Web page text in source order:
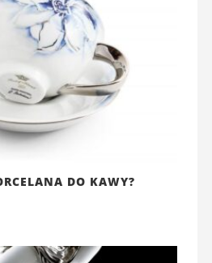
DO KAWY?